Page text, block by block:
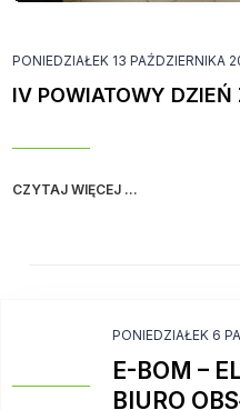
PONIEDZIAŁEK 13 PAŹDZIERNIKA
IV POWIATOWY DZIEŃ
CZYTAJ WIĘCEJ ...
PONIEDZIAŁEK 6
E-BOM –
BIURO